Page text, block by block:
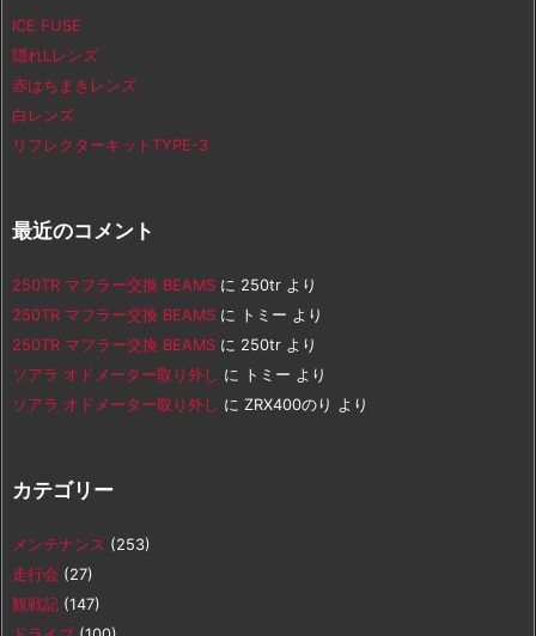
ICE FUSE
隠れLレンズ
赤はちまきレンズ
白レンズ
リフレクターキットTYPE-3
最近のコメント
250TR マフラー交換 BEAMS に 250tr より
250TR マフラー交換 BEAMS に トミー より
250TR マフラー交換 BEAMS に 250tr より
ソアラ オドメーター取り外し に トミー より
ソアラ オドメーター取り外し に ZRX400のり より
カテゴリー
メンテナンス (253)
走行会 (27)
観戦記 (147)